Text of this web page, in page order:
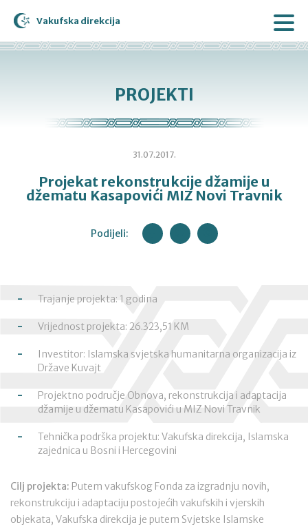
Vakufska direkcija
PROJEKTI
31.07.2017.
Projekat rekonstrukcije džamije u
džematu Kasapovići MIZ Novi Travnik
Podijeli:
Trajanje projekta: 1 godina
Vrijednost projekta: 26.323,51 KM
Investitor: Islamska svjetska humanitarna organizacija iz
Države Kuvajt
Projektno područje Obnova, rekonstrukcija i adaptacija
džamije u džematu Kasapovići u MIZ Novi Travnik
Tehnička podrška projektu: Vakufska direkcija, Islamska
zajednica u Bosni i Hercegovini
Cilj projekta: Putem vakufskog Fonda za izgradnju novih,
rekonstrukciju i adaptaciju postojećih vakufskih i vjerskih
objekata, Vakufska direkcija je putem Svjetske Islamske